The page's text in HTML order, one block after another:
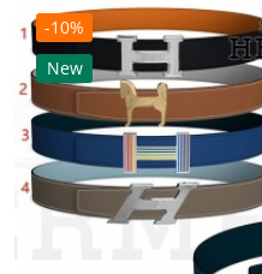
-10%
New